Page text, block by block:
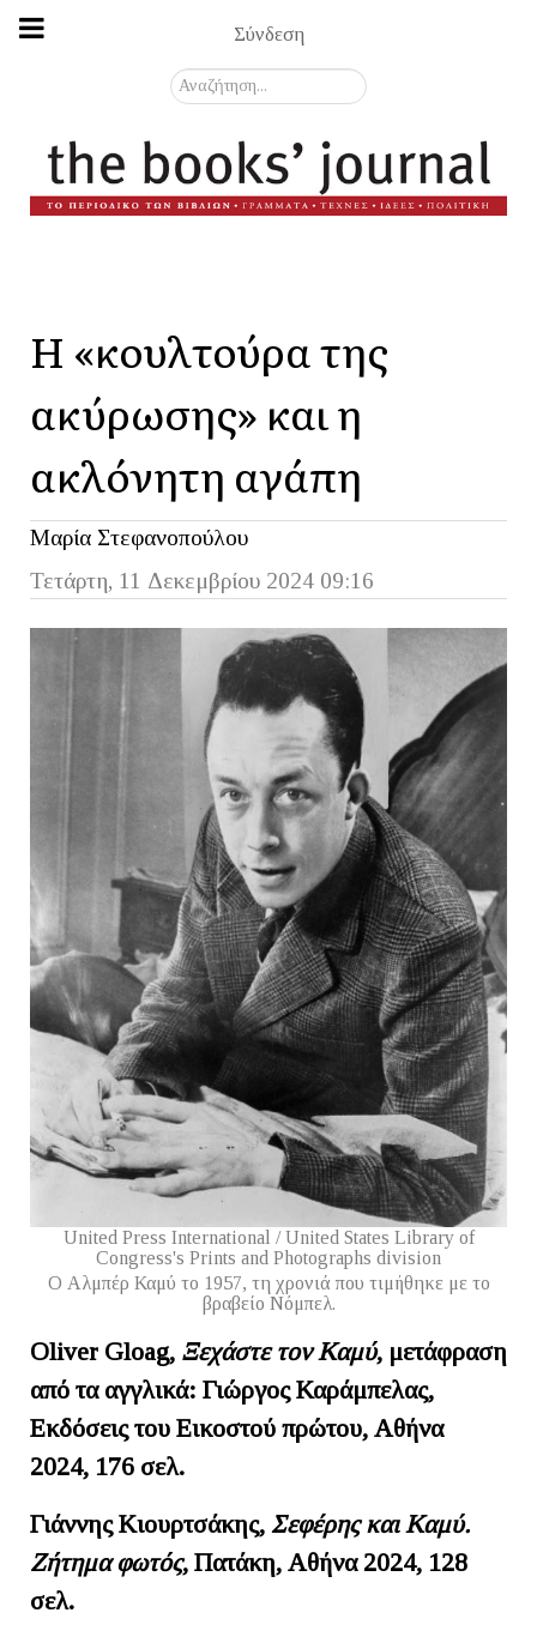
Σύνδεση
Αναζήτηση...
Η «κουλτούρα της
ακύρωσης» και η
ακλόνητη αγάπη
Μαρία Στεφανοπούλου
Τετάρτη, 11 Δεκεμβρίου 2024 09:16
United Press International / United States Library of
Congress's Prints and Photographs division
Ο Αλμπέρ Καμύ το 1957, τη χρονιά που τιμήθηκε με το
βραβείο Νόμπελ.
Oliver Gloag, Ξεχάστε τον Καμύ, μετάφραση
από τα αγγλικά: Γιώργος Καράμπελας,
Εκδόσεις του Εικοστού πρώτου, Αθήνα
2024, 176 σελ.
Γιάννης Κιουρτσάκης, Σεφέρης και Καμύ.
Ζήτημα φωτός, Πατάκη, Αθήνα 2024, 128
σελ.